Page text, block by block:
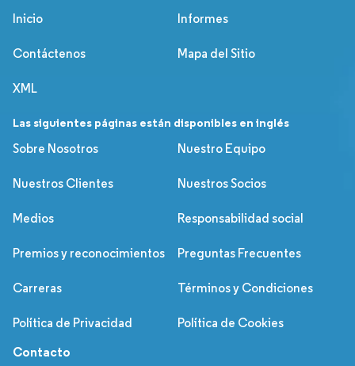
Inicio Informes
Contáctenos Mapa del Sitio
XML
Las siguientes páginas están disponibles en inglés
Sobre Nosotros
Nuestro Equipo
Nuestros Clientes Nuestros Socios
Medios Responsabilidad social
Premios y reconocimientos Preguntas Frecuentes
Carreras Términos y Condiciones
Política de Privacidad Política de Cookies
Contacto